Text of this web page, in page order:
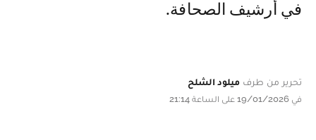
في أرشيف الصحافة.
تحرير من طرف ميلود الشلح
في 19/01/2026 على الساعة 21:14